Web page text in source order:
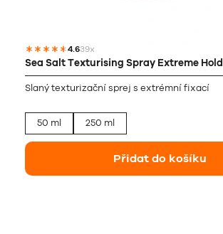
4.639x
Sea Salt Texturising Spray Extreme Hold
Slaný texturizační sprej s extrémní fixací
50 ml 250 ml
Přidat do košíku